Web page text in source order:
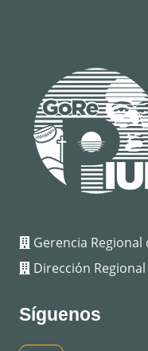
Gerencia
Dirección
Síguenos